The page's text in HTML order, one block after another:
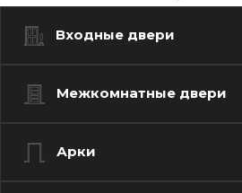
Входные двери
Межкомнатные двери
Арки